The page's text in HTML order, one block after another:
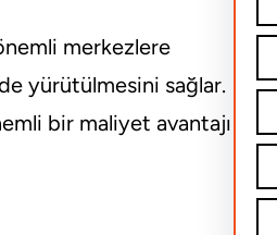
merkezlere
yürütülmesini sağlar.
bir maliyet avantajı